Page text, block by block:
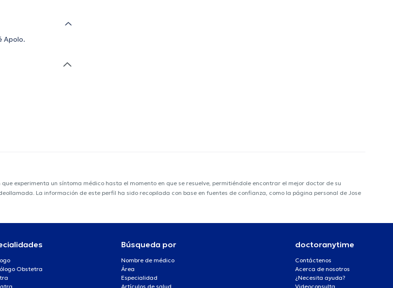
Apolo.
experimenta un síntoma médico hasta el momento en que se resuelve, permitiéndole encontrar el mejor doctor de su
La información de este perfil ha sido recopilada con base en fuentes de confianza, como la página personal de Jose
Obstetra
Búsqueda por
Nombre de médico
Área
Especialidad
Artículos de salud
doctoranytime
Contáctenos
Acerca de nosotros
¿Necesita ayuda?
Videoconsulta